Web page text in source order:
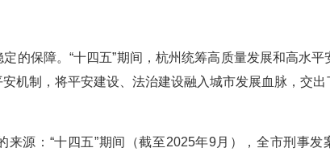
的保障。“十四五”期间，杭州统筹高质量发展和高水
机制，将平安建设、法治建设融入城市发展血脉，交
来源：“十四五”期间（截至2025年9月），全市刑事发